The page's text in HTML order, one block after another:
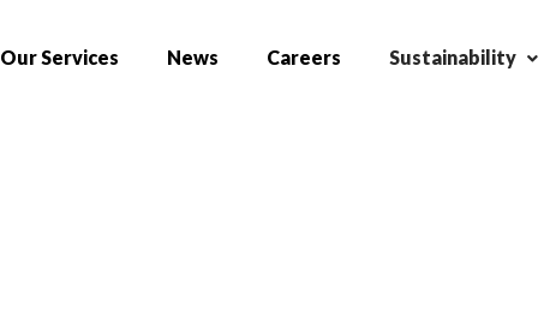
Our Services News Careers Sustainability